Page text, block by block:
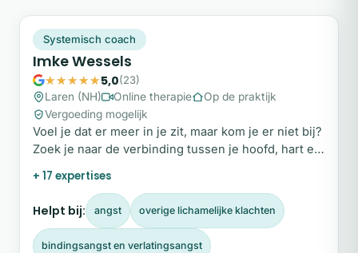
Snel beschikbaar
Systemisch coach
Imke Wessels
5,0(23)
Laren (NH)
Online therapie
Op de praktijk
Vergoeding mogelijk
Voel je dat er meer in je zit, maar kom je er niet bij?
Zoek je naar de verbinding tussen je hoofd, hart en
lichaam om weer volledig in je kracht te staan?
+ 17 expertises
Helpt bij: angst overige lichamelijke klachten
bindingsangst en verlatingsangst